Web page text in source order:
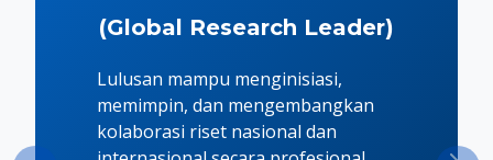
(Global Research Leader)
Lulusan mampu menginisiasi,
memimpin, dan mengembangkan
kolaborasi riset nasional dan